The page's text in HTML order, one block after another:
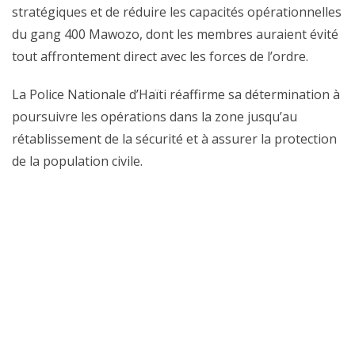
stratégiques et de réduire les capacités opérationnelles
du gang 400 Mawozo, dont les membres auraient évité
tout affrontement direct avec les forces de l’ordre.
La Police Nationale d’Haïti réaffirme sa détermination à
poursuivre les opérations dans la zone jusqu’au
rétablissement de la sécurité et à assurer la protection
de la population civile.